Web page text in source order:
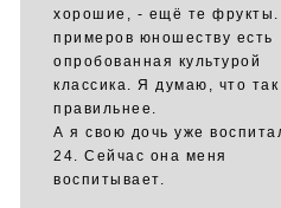
хорошие, - ещё те фрукты.
примеров юношеству есть
опробованная культурой
классика. Я думаю, что так
правильнее.
А я свою дочь уже
24. Сейчас она меня
воспитывает.